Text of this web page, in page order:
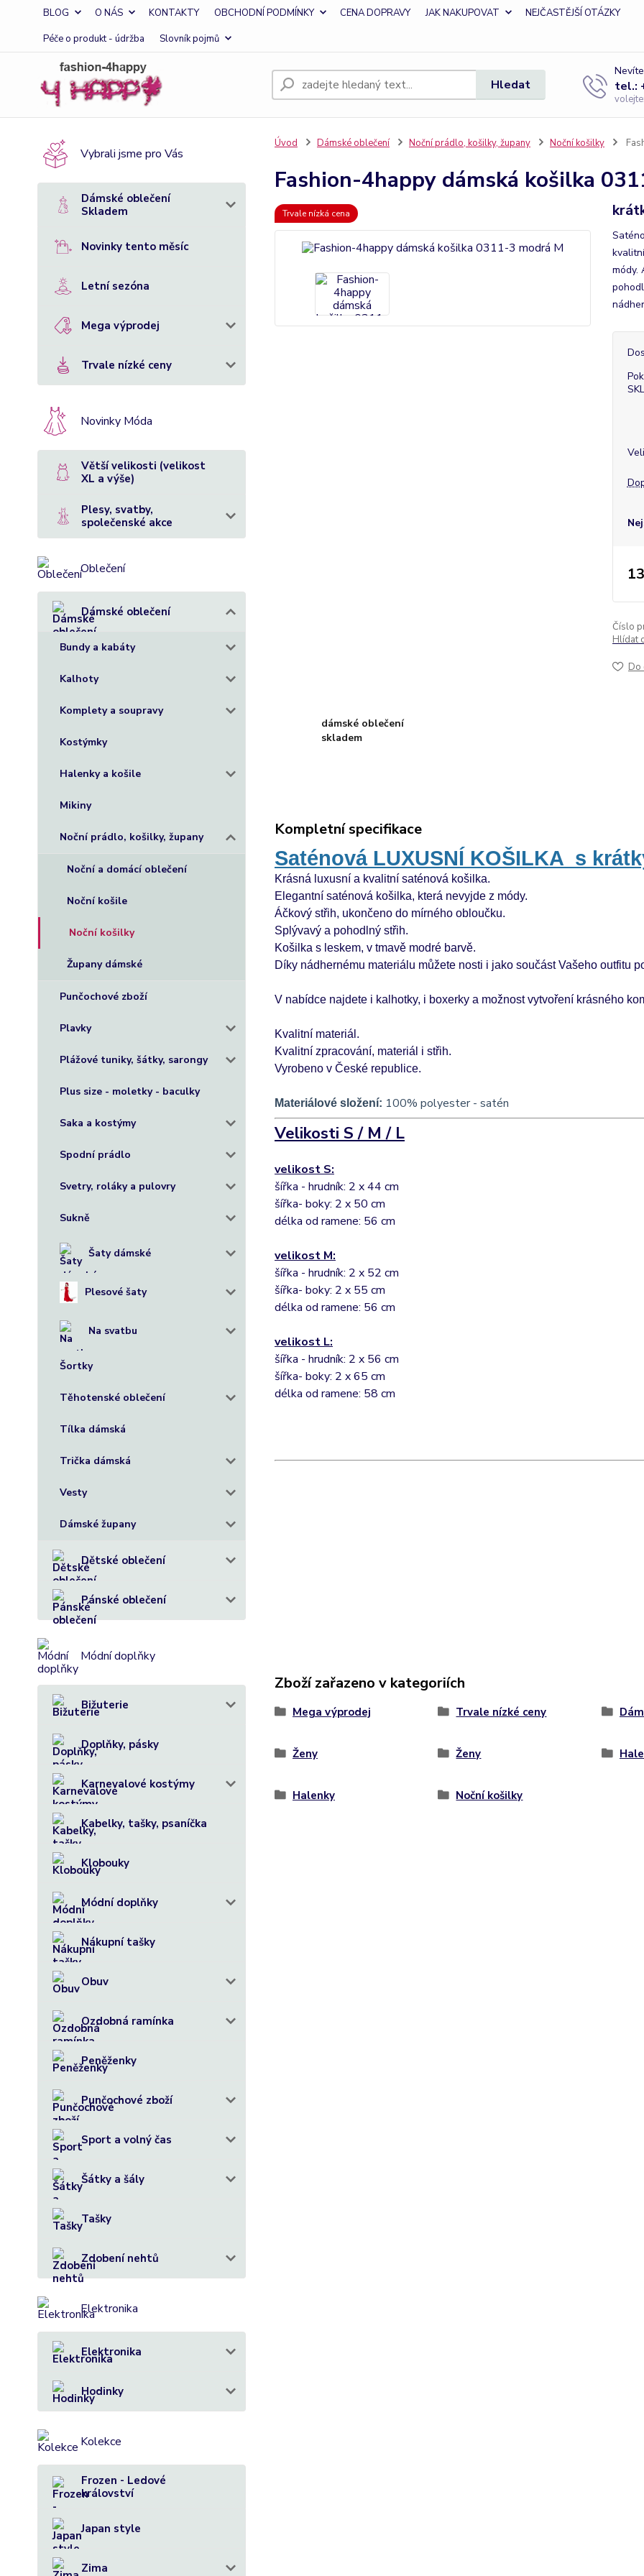
BLOG O NÁS KONTAKTY OBCHODNÍ PODMÍNKY CENA DOPRAVY JAK NAKUPOVAT
NEJČASTĚJŠÍ OTÁZKY
Péče o produkt - údržba
Slovník pojmů
Hledat tel.:
Vybrali jsme pro Vás
Dámské oblečení
Skladem
Novinky tento měsíc
Letní sezóna
Mega výprodej
Trvale nízké ceny
Novinky Móda
Větší velikosti (velikost
XL a výše)
Plesy, svatby,
společenské akce
Oblečení
Dámské oblečení
Bundy a kabáty
Kalhoty
Komplety a soupravy
Kostýmky
Halenky a košile
Mikiny
Noční prádlo, košilky, župany
Noční a domácí oblečení
Noční košile
Noční košilky
Župany dámské
Punčochové zboží
Plavky
Plážové tuniky, šátky, sarongy
Plus size - moletky - baculky
Saka a kostýmy
Spodní prádlo
Svetry, roláky a pulovry
Sukně
Šaty dámské
Plesové šaty
Na svatbu
Šortky
Těhotenské oblečení
Tílka dámská
Trička dámská
Vesty
Dámské župany
Dětské oblečení
Pánské oblečení
Módní doplňky
Bižuterie
Doplňky, pásky
Karnevalové kostýmy
Kabelky, tašky, psaníčka
Klobouky
Módní doplňky
Nákupní tašky
Obuv
Ozdobná ramínka
Peněženky
Punčochové zboží
Sport a volný čas
Šátky a šály
Tašky
Zdobení nehtů
Elektronika
Elektronika
Hodinky
Kolekce
Frozen - Ledové
království
Japan style
Zima
Úvod Dámské oblečení Noční prádlo, košilky, župany Noční košilky
Fashion-4happy dámská košilka
Trvale nízká cena
módy.
Číslo
Hlídat
Do
dámské oblečení
skladem
Kompletní specifikace
Saténová LUXUSNÍ KOŠILKA s
Krásná luxusní a kvalitní saténová košilka.
Elegantní saténová košilka, která nevyjde z módy.
Áčkový střih, ukončeno do mírného obloučku.
Splývavý a pohodlný střih.
Košilka s leskem, v tmavě modré barvě.
Díky nádhernému materiálu můžete nosti i jako součást Vašeho outfitu
V nabídce najdete i kalhotky, i boxerky a možnost vytvoření krásného
Kvalitní materiál.
Kvalitní zpracování, materiál i střih.
Vyrobeno v České republice.
Materiálové složení: 100% polyester - satén
Velikosti S / M / L
velikost S:
šířka - hrudník: 2 x 44 cm
šířka- boky: 2 x 50 cm
délka od ramene: 56 cm
velikost M:
šířka - hrudník: 2 x 52 cm
šířka- boky: 2 x 55 cm
délka od ramene: 56 cm
velikost L:
šířka - hrudník: 2 x 56 cm
šířka- boky: 2 x 65 cm
délka od ramene: 58 cm
Zboží zařazeno v kategoriích
Mega výprodej Trvale nízké ceny
Ženy
Ženy
Halenky
Noční košilky